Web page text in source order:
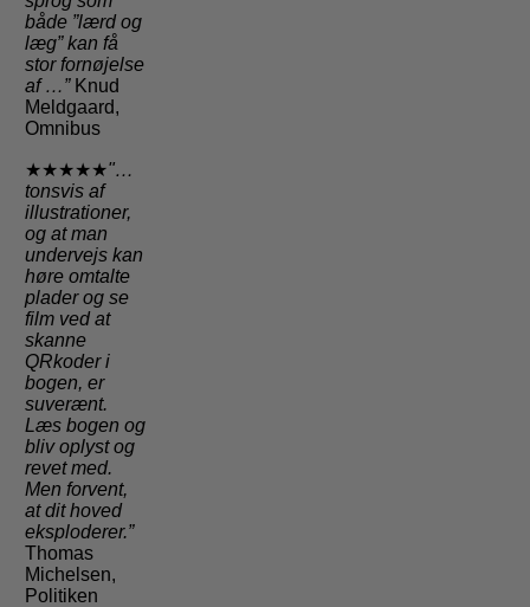
både ”lærd og
læg” kan få
stor fornøjelse
af …”Knud
Meldgaard,
Omnibus
★★★★★"…
tonsvis af
illustrationer,
og at man
undervejs kan
høre omtalte
plader og se
film ved at
skanne
QRkoder i
bogen, er
suverænt.
Læs bogen og
bliv oplyst og
revet med.
Men forvent,
at dit hoved
eksploderer.”
Thomas
Michelsen,
Politiken